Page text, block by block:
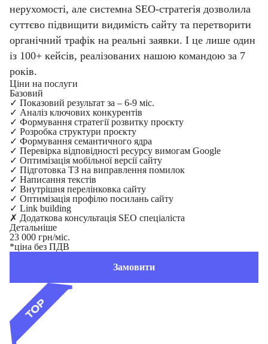
нерухомості, але системна SEO-стратегія дозволила
суттєво підвищити видимість сайту та перетворити
органічний трафік на реальні заявки. І це лише один
із 100+ кейсів, реалізованих нашою командою за 7
років.
Ціни на послуги
Базовий
✓ Показовий результат за – 6-9 міс.
✓ Аналіз ключових конкурентів
✓ Формування стратегії розвитку проєкту
✓ Розробка структури проєкту
✓ Формування семантичного ядра
✓ Перевірка відповідності ресурсу вимогам Google
✓ Оптимізація мобільної версії сайту
✓ Підготовка ТЗ на виправлення помилок
✓ Написання текстів
✓ Внутрішня перелінковка сайту
✓ Оптимізація профілю посилань сайту
✓ Link building
✗ Додаткова консультація SEO спеціаліста
Детальніше
23 000 грн/міс.
*ціна без ПДВ
Замовити